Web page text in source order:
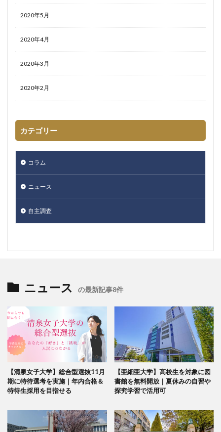
2020年5月
2020年4月
2020年3月
2020年2月
カテゴリー
コラム
ニュース
自主調査
ニュース の最新記事8件
【清泉女子大学】総合型選抜11月
期に特待選考を実施｜年内合格＆
特待生採用を目指せる
【亜細亜大学】高校生を対象に図
書館を無料開放｜夏休みの自習や
探究学習で活用可